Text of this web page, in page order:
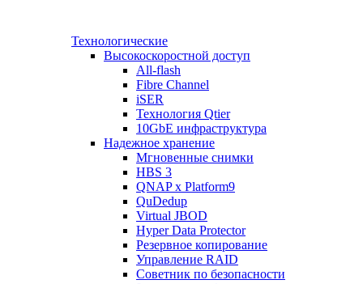
Технологические
Высокоскоростной доступ
All-flash
Fibre Channel
iSER
Технология Qtier
10GbE инфраструктура
Надежное хранение
Мгновенные снимки
HBS 3
QNAP x Platform9
QuDedup
Virtual JBOD
Hyper Data Protector
Резервное копирование
Управление RAID
Советник по безопасности